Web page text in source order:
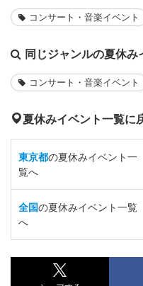
コンサート・音楽イベント
同じジャンルの夏休み
コンサート・音楽イベント
夏休みイベント一覧に
東京都の夏休みイベント一
覧へ
全国の夏休みイベント一覧
へ